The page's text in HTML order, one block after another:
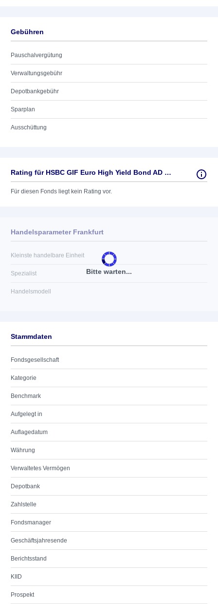
Gebühren
Pauschalvergütung
Verwaltungsgebühr
Depotbankgebühr
Sparplan
Ausschüttung
Rating für HSBC GIF Euro High Yield Bond AD EUR
Für diesen Fonds liegt kein Rating vor.
Bitte warten...
Handelsparameter Frankfurt
Kleinste handelbare Einheit
Spezialist
Handelsmodell
Stammdaten
Fondsgesellschaft
Kategorie
Benchmark
Aufgelegt in
Auflagedatum
Währung
Verwaltetes Vermögen
Depotbank
Zahlstelle
Fondsmanager
Geschäftsjahresende
Berichtsstand
KIID
Prospekt